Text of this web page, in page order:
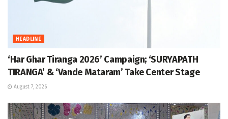
HEADLINE
‘Har Ghar Tiranga 2026’ Campaign; ‘SURYAPATH
TIRANGA’ & ‘Vande Mataram’ Take Center Stage
August 7, 2026